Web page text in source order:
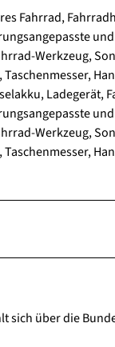
Fahrrad,
Werkzeug,
Ladegerät,
Werkzeug,
sich über die